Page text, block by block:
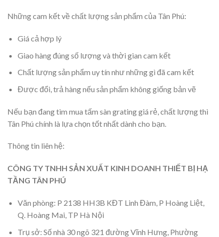
Những cam kết về chất lượng sản phẩm của Tân Phú:
Giá cả hợp lý
Giao hàng đúng số lượng và thời gian cam kết
Chất lượng sản phẩm uy tín như những gì đã cam kết
Được đổi, trả hàng nếu sản phẩm không giống bản vẽ
Nếu bạn đang tìm mua tấm sàn grating giá rẻ, chất lượng thì
Tân Phú chính là lựa chọn tốt nhất dành cho bạn.
Thông tin liên hệ:
CÔNG TY TNHH SẢN XUẤT KINH DOANH THIẾT BỊ HẠ
TẦNG TÂN PHÚ
Văn phòng: P 2138 HH3B KĐT Linh Đàm, P Hoàng Liệt,
Q. Hoàng Mai, TP Hà Nội
Trụ sở: Số nhà 30 ngõ 321 đường Vĩnh Hưng, Phường